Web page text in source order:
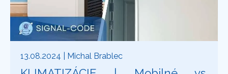
13.08.2024 | Michal Brablec